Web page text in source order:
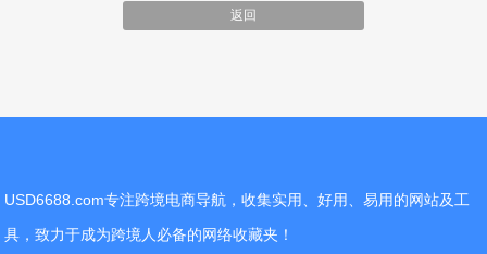
返回
USD6688.com专注跨境电商导航，收集实用、好用、易用的网站及工
具，致力于成为跨境人必备的网络收藏夹！